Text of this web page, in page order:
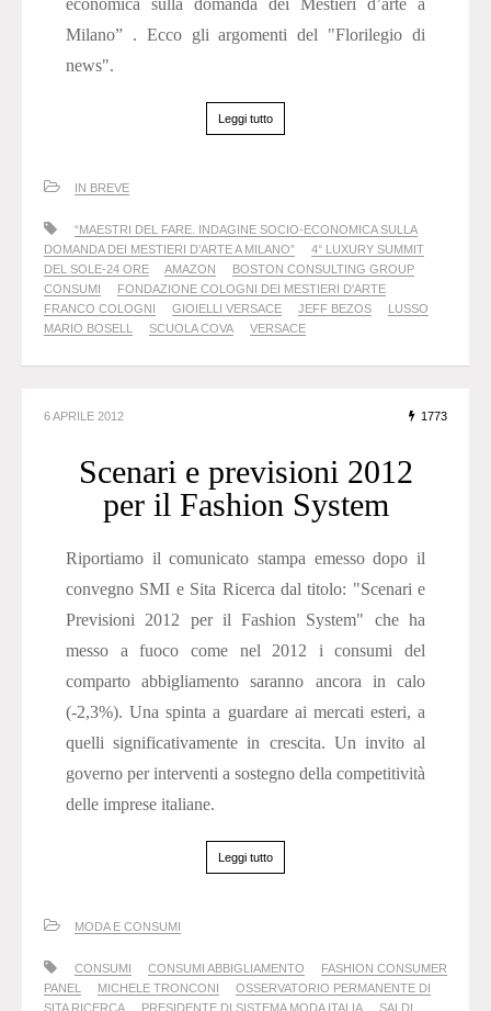
economica sulla domanda dei Mestieri d’arte a
Milano” . Ecco gli argomenti del "Florilegio di
news".
Leggi tutto
IN BREVE
“MAESTRI DEL FARE. INDAGINE SOCIO-ECONOMICA SULLA
DOMANDA DEI MESTIERI D’ARTE A MILANO”
4° LUXURY SUMMIT
DEL SOLE-24 ORE
AMAZON
BOSTON CONSULTING GROUP
CONSUMI
FONDAZIONE COLOGNI DEI MESTIERI D'ARTE
FRANCO COLOGNI
GIOIELLI VERSACE JEFF BEZOS
LUSSO
MARIO BOSELL
SCUOLA COVA VERSACE
6 APRILE 2012 1773
Scenari e previsioni 2012
per il Fashion System
Riportiamo il comunicato stampa emesso dopo il
convegno SMI e Sita Ricerca dal titolo: "Scenari e
Previsioni 2012 per il Fashion System" che ha
messo a fuoco come nel 2012 i consumi del
comparto abbigliamento saranno ancora in calo
(-2,3%). Una spinta a guardare ai mercati esteri, a
quelli significativamente in crescita. Un invito al
governo per interventi a sostegno della competitività
delle imprese italiane.
Leggi tutto
MODA E CONSUMI
CONSUMI CONSUMI ABBIGLIAMENTO
FASHION CONSUMER
PANEL
MICHELE TRONCONI
OSSERVATORIO PERMANENTE DI
SITA RICERCA
PRESIDENTE DI SISTEMA MODA ITALIA SALDI